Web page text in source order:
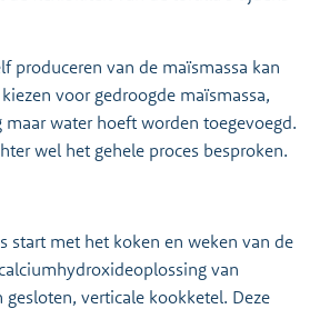
produceren van de maïsmassa kan
voor gedroogde maïsmassa,
maar water hoeft worden toegevoegd.
wel het gehele proces besproken.
start met het koken en weken van de
van
gesloten, verticale kookketel. Deze